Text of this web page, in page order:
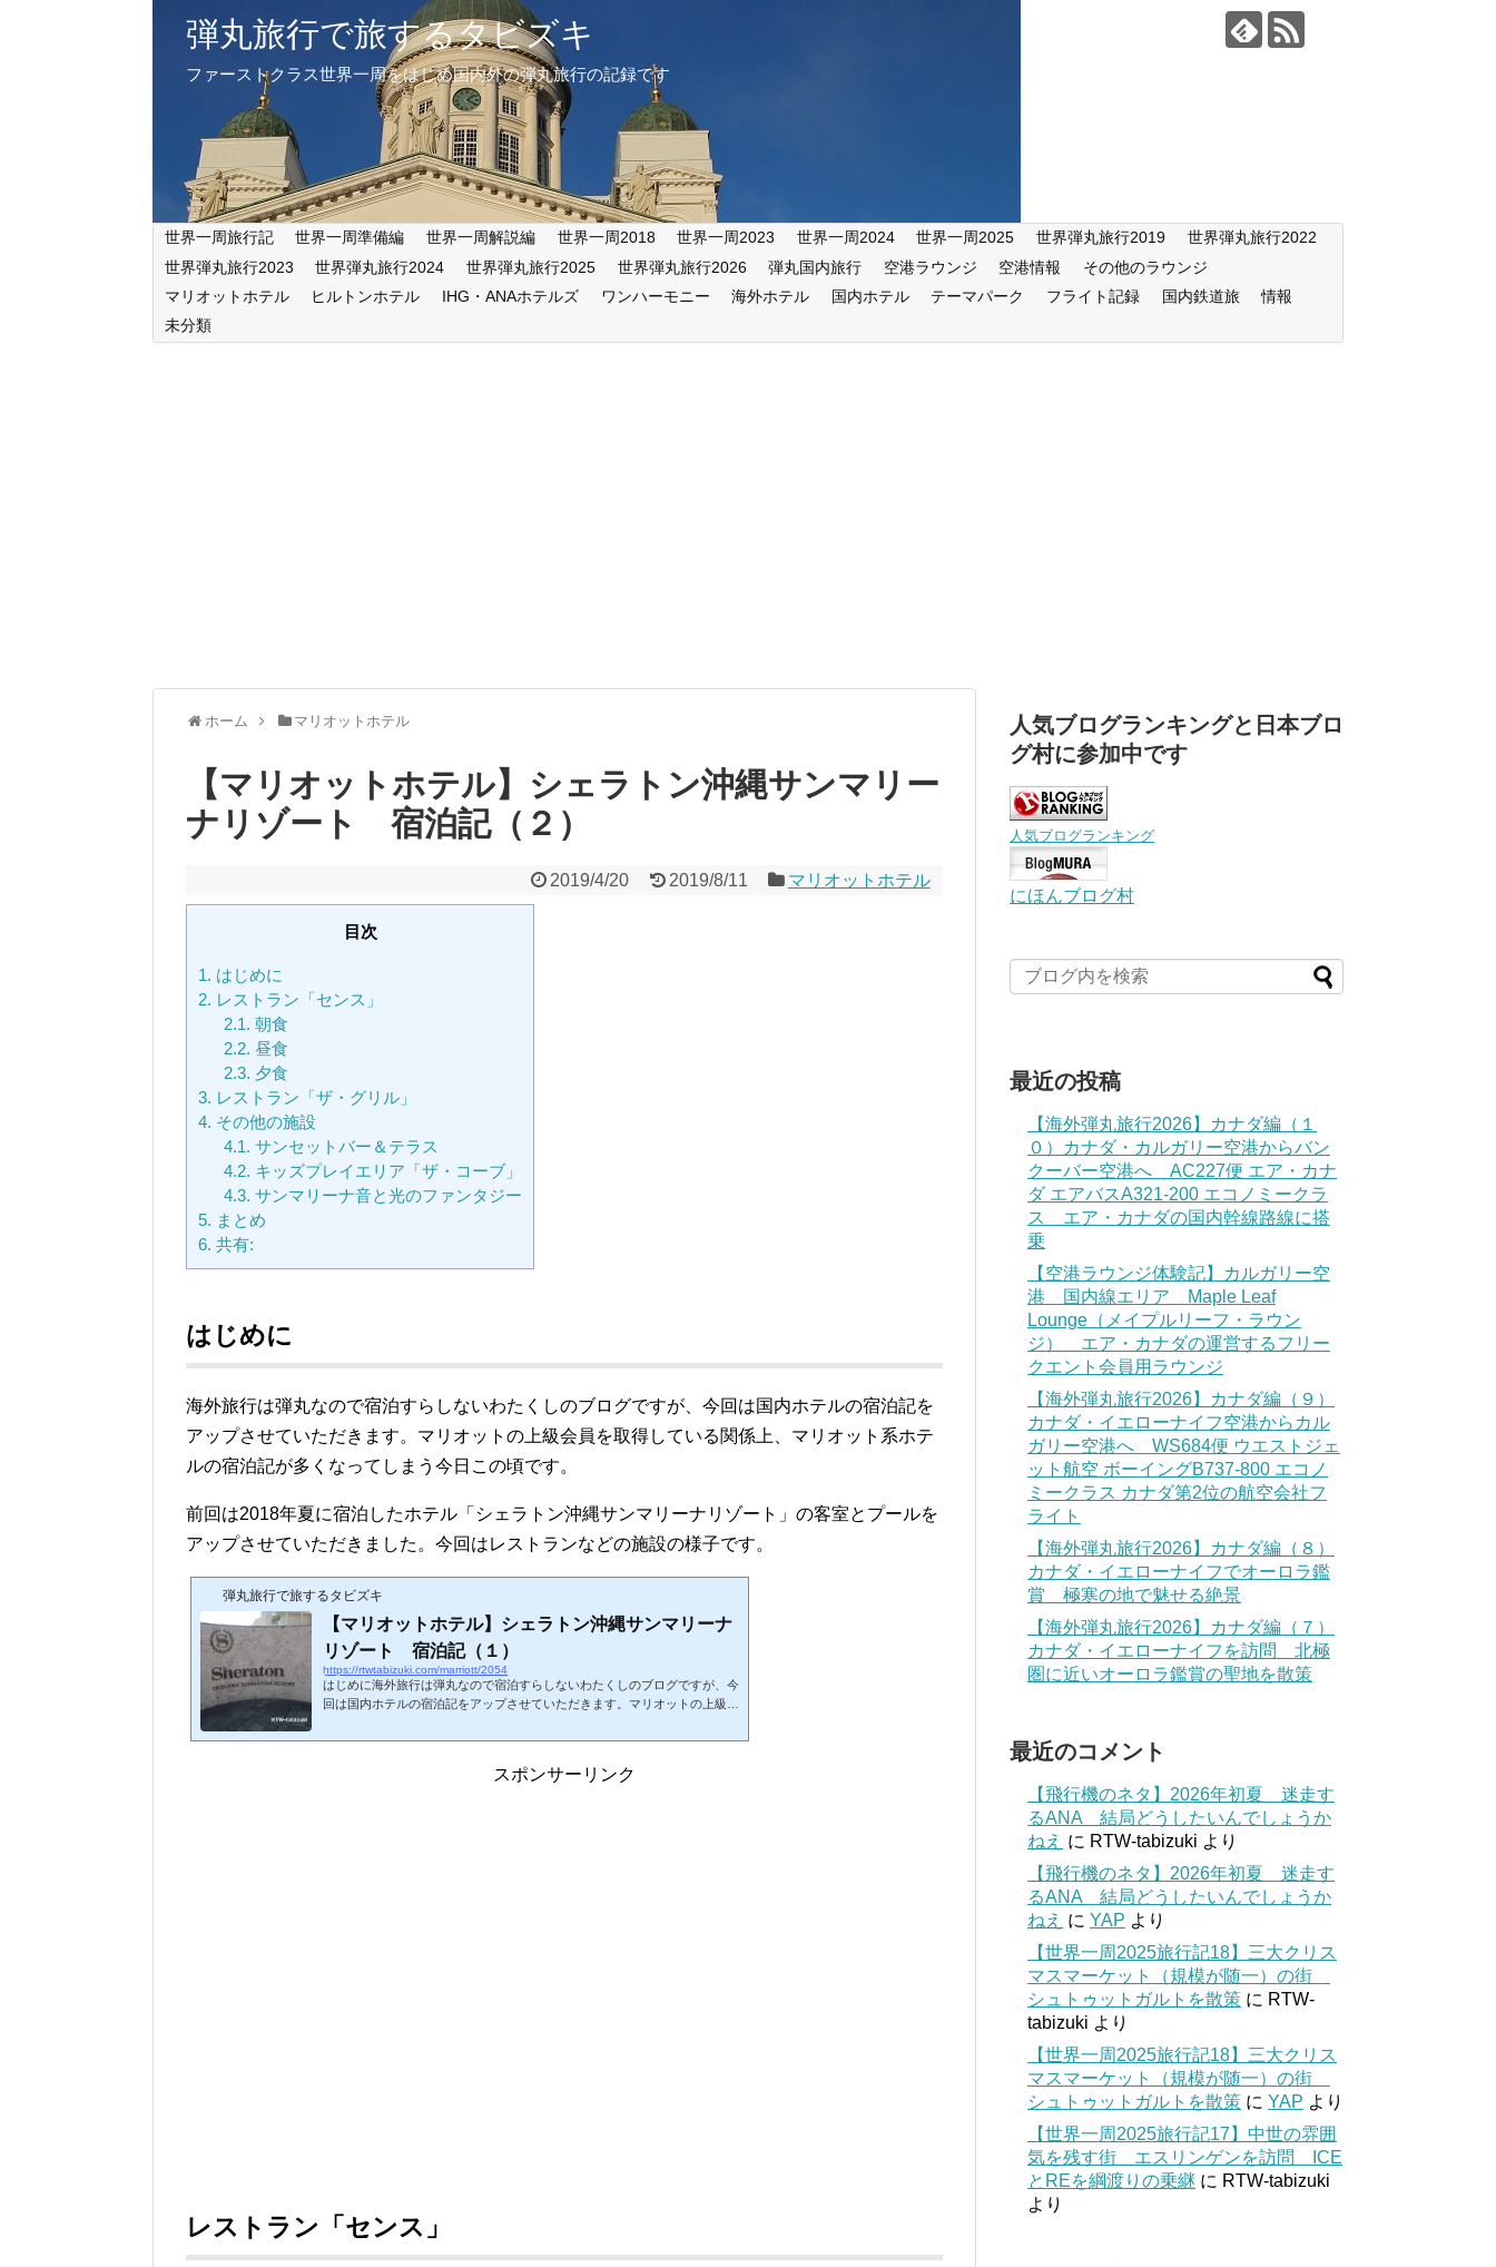
弾丸旅行で旅するタビズキ
ファーストクラス世界一周をはじめ国内外の弾丸旅行の記録です
世界一周旅行記 世界一周準備編 世界一周解説編 世界一周2018 世界一周2023 世界一周2024 世界一周2025 世界弾丸旅行2019
世界弾丸旅行2022
世界弾丸旅行2023
世界弾丸旅行2024 世界弾丸旅行2025 世界弾丸旅行2026 弾丸国内旅行 空港ラウンジ 空港情報
その他のラウンジ
マリオットホテル
ヒルトンホテル IHG・ANAホテルズ ワンハーモニー 海外ホテル 国内ホテル テーマパーク フライト記録 国内鉄道旅
情報
未分類
ホーム マリオットホテル
【マリオットホテル】シェラトン沖縄サンマリー
ナリゾート 宿泊記（２）
2019/4/20 2019/8/11 マリオットホテル
目次
1. はじめに
2. レストラン「センス」
2.1. 朝食
2.2. 昼食
2.3. 夕食
3. レストラン「ザ・グリル」
4. その他の施設
4.1. サンセットバー＆テラス
4.2. キッズプレイエリア「ザ・コーブ」
4.3. サンマリーナ音と光のファンタジー
5. まとめ
6. 共有:
はじめに
海外旅行は弾丸なので宿泊すらしないわたくしのブログですが、今回は国内ホテルの宿泊記を
アップさせていただきます。マリオットの上級会員を取得している関係上、マリオット系ホテ
ルの宿泊記が多くなってしまう今日この頃です。
前回は2018年夏に宿泊したホテル「シェラトン沖縄サンマリーナリゾート」の客室とプールを
アップさせていただきました。今回はレストランなどの施設の様子です。
弾丸旅行で旅するタビズキ
【マリオットホテル】シェラトン沖縄サンマリーナ
リゾート 宿泊記（１）
https://rtwtabizuki.com/marriott/2054
はじめに海外旅行は弾丸なので宿泊すらしないわたくしのブログですが、今
回は国内ホテルの宿泊記をアップさせていただきます。マリオットの上級会
今日この頃です。今回は2018年夏に宿泊したホテル「シェラトン沖縄サン
テル宿泊体験記一覧はこちら。↓スポンサーリンク (adsbygoogle = window.a
スポンサーリンク
レストラン「センス」
人気ブログランキングと日本ブロ
グ村に参加中です
人気ブログランキング
にほんブログ村
最近の投稿
【海外弾丸旅行2026】カナダ編（１
０）カナダ・カルガリー空港からバン
クーバー空港へ AC227便 エア・カナ
ダ エアバスA321-200 エコノミークラ
ス エア・カナダの国内幹線路線に搭
乗
【空港ラウンジ体験記】カルガリー空
港 国内線エリア Maple Leaf
Lounge（メイプルリーフ・ラウン
ジ） エア・カナダの運営するフリー
クエント会員用ラウンジ
【海外弾丸旅行2026】カナダ編（９）
カナダ・イエローナイフ空港からカル
ガリー空港へ WS684便 ウエストジェ
ット航空 ボーイングB737-800 エコノ
ミークラス カナダ第2位の航空会社フ
ライト
【海外弾丸旅行2026】カナダ編（８）
カナダ・イエローナイフでオーロラ鑑
賞 極寒の地で魅せる絶景
【海外弾丸旅行2026】カナダ編（７）
カナダ・イエローナイフを訪問 北極
圏に近いオーロラ鑑賞の聖地を散策
最近のコメント
【飛行機のネタ】2026年初夏 迷走す
るANA 結局どうしたいんでしょうか
ねえ に RTW-tabizuki より
【飛行機のネタ】2026年初夏 迷走す
るANA 結局どうしたいんでしょうか
ねえ に YAP より
【世界一周2025旅行記18】三大クリス
マスマーケット（規模が随一）の街
シュトゥットガルトを散策 に RTW-
tabizuki より
【世界一周2025旅行記18】三大クリス
マスマーケット（規模が随一）の街
シュトゥットガルトを散策 に YAP より
【世界一周2025旅行記17】中世の雰囲
気を残す街 エスリンゲンを訪問 ICE
とREを綱渡りの乗継 に RTW-tabizuki
より